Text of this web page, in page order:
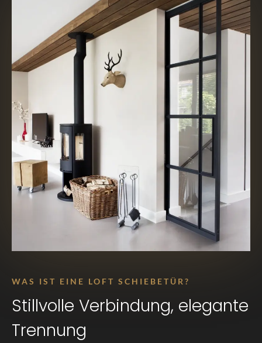
WAS IST EINE LOFT SCHIEBETÜR?
Stillvolle Verbindung, elegante
Trennung